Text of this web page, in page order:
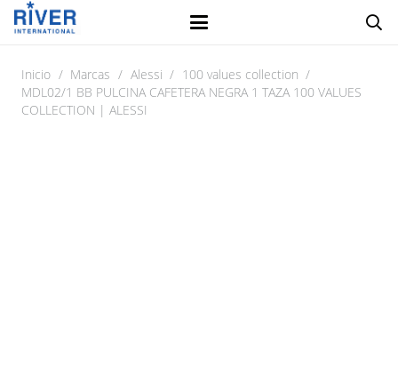
Inicio / Marcas / Alessi / 100 values collection /
MDL02/1 BB PULCINA CAFETERA NEGRA 1 TAZA 100 VALUES
COLLECTION | ALESSI